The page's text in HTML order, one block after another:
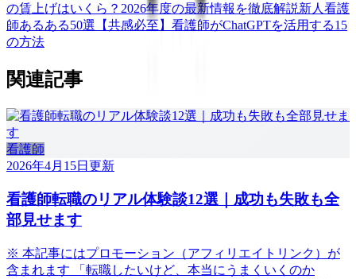
の賃上げはいくら？2026年度の最新情報を徹底解説新人看護
師あるある50選【共感必至】 看護師がChatGPTを活用する15
の方法
関連記事
看護師
2026年4月15日 更新
看護師転職のリアル体験談12選｜成功も失敗も全
部見せます
※ 本記事にはプロモーション（アフィリエイトリンク）が
含まれます 「転職したいけど、本当にうまくいくのか